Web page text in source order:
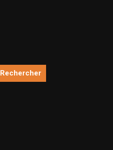
Rechercher